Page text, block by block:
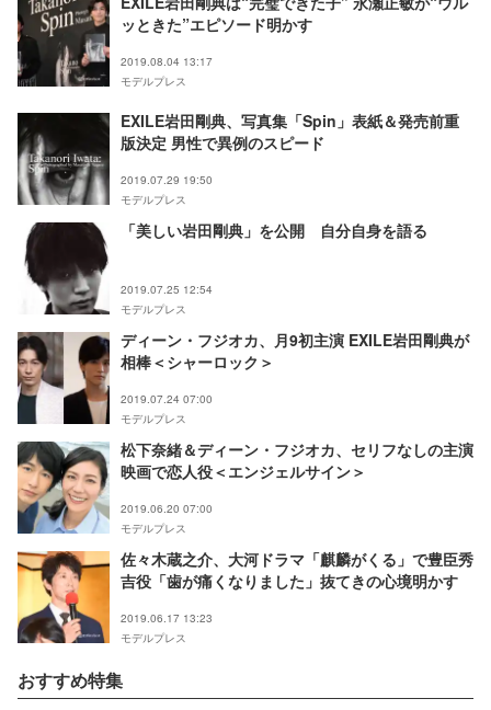
ッときた”エピソード明かす
2019.08.04 13:17
モデルプレス
EXILE岩田剛典、写真集「Spin」表紙＆発売前重
版決定 男性で異例のスピード
2019.07.29 19:50
モデルプレス
「美しい岩田剛典」を公開 自分自身を語る
2019.07.25 12:54
モデルプレス
ディーン・フジオカ、月9初主演 EXILE岩田剛典が
相棒＜シャーロック＞
2019.07.24 07:00
モデルプレス
松下奈緒＆ディーン・フジオカ、セリフなしの主演
映画で恋人役＜エンジェルサイン＞
2019.06.20 07:00
モデルプレス
佐々木蔵之介、大河ドラマ「麒麟がくる」で豊臣秀
吉役「歯が痛くなりました」抜てきの心境明かす
2019.06.17 13:23
モデルプレス
おすすめ特集